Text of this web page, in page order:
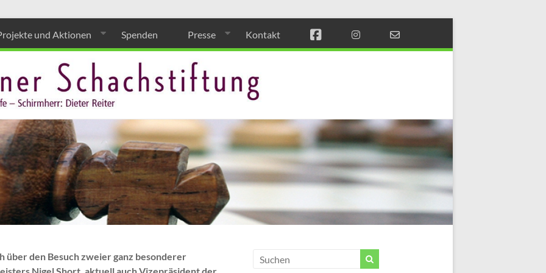
Münchener
Schach
und Aktionen Spenden Presse Kontakt
den Besuch zweier ganz besonderer